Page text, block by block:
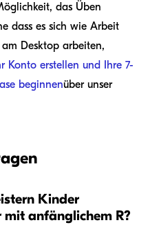
das Üben
dass es sich wie Arbeit
Desktop arbeiten,
Konto erstellen und Ihre 7-
beginnenüber unser
Kinder
anfänglichem R?